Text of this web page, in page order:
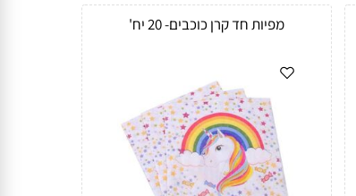
מפיות חד קרן כוכבים- 20 יח'